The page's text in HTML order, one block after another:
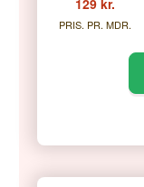
129 kr.
PRIS. PR. MDR.